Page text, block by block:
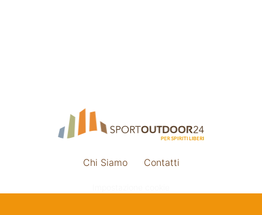
Chi Siamo Contatti